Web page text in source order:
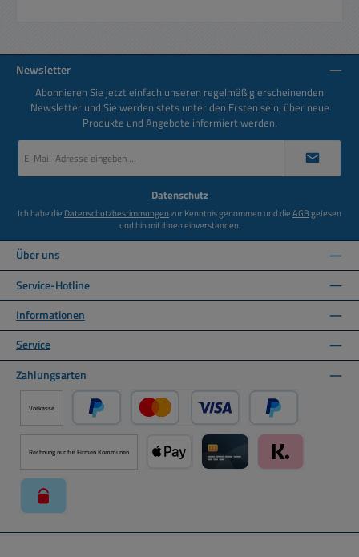
Newsletter
Abonnieren Sie jetzt einfach unseren regelmäßig erscheinenden
Newsletter und Sie werden stets unter den Ersten sein, über neue
Produkte und Angebote informiert werden.
Mail-
Datenschutz
Ich habe die Datenschutzbestimmungenzur Kenntnis genommen und dieAGBgelesen
und bin mit ihnen einverstanden.
Über uns
Service-Hotline
Informationen
Service
Zahlungsarten
Vorkasse
PayPal Kredit- oder Debitkarte über PayPal
Später Bezahlen
Rechnung nur für Firmen Kommunen